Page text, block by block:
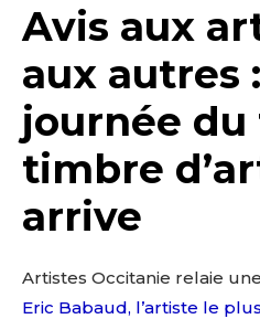
Avis aux
aux autres
journée du
timbre
arrive
Artistes Occitanie relaie
Eric Babaud, l’artiste le